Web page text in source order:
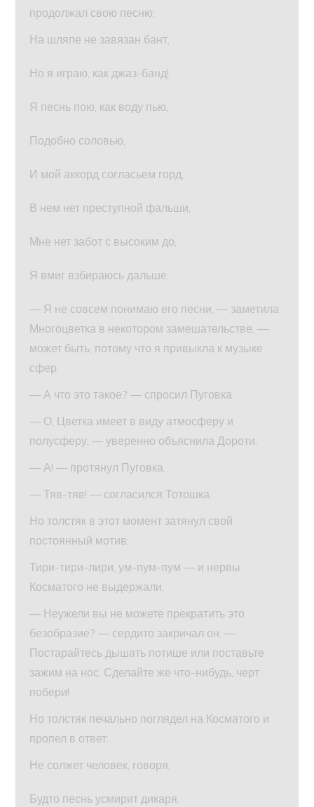
продолжал свою песню:
На шляпе не завязан бант,
Но я играю, как джаз-банд!
Я песнь пою, как воду пью,
Подобно соловью,
И мой аккорд согласьем горд,
В нем нет преступной фальши,
Мне нет забот с высоким до,
Я вмиг взбираюсь дальше.
— Я не совсем понимаю его песни, — заметила
Многоцветка в некотором замешательстве, —
может быть, потому что я привыкла к музыке
сфер.
— А что это такое? — спросил Пуговка.
— О, Цветка имеет в виду атмосферу и
полусферу, — уверенно объяснила Дороти.
— А! — протянул Пуговка.
— Тяв-тяв! — согласился Тотошка.
Но толстяк в этот момент затянул свой
постоянный мотив:
Тири-тири-лири, ум-пум-пум — и нервы
Косматого не выдержали.
— Неужели вы не можете прекратить это
безобразие? — сердито закричал он. —
Постарайтесь дышать потише или поставьте
зажим на нос. Сделайте же что-нибудь, черт
побери!
Но толстяк печально поглядел на Косматого и
пропел в ответ:
Не солжет человек, говоря,
Будто песнь усмирит дикаря.